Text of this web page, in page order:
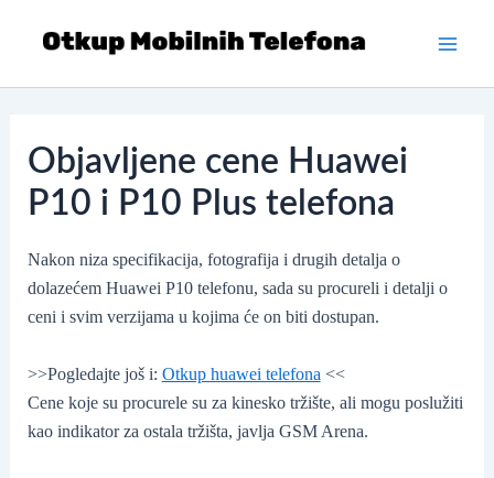
Objavljene cene Huawei
P10 i P10 Plus telefona
Nakon niza specifikacija, fotografija i drugih detalja o
dolazećem Huawei P10 telefonu, sada su procureli i detalji o
ceni i svim verzijama u kojima će on biti dostupan.
>>Pogledajte još i: Otkup huawei telefona <<
Cene koje su procurele su za kinesko tržište, ali mogu poslužiti
kao indikator za ostala tržišta, javlja GSM Arena.